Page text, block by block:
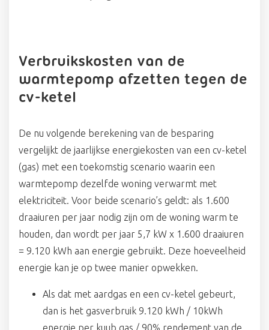
Verbruikskosten van de
warmtepomp afzetten tegen de
cv-ketel
De nu volgende berekening van de besparing
vergelijkt de jaarlijkse energiekosten van een cv-ketel
(gas) met een toekomstig scenario waarin een
warmtepomp dezelfde woning verwarmt met
elektriciteit. Voor beide scenario’s geldt: als 1.600
draaiuren per jaar nodig zijn om de woning warm te
houden, dan wordt per jaar 5,7 kW x 1.600 draaiuren
= 9.120 kWh aan energie gebruikt. Deze hoeveelheid
energie kan je op twee manier opwekken.
Als dat met aardgas en een cv-ketel gebeurt,
dan is het gasverbruik 9.120 kWh / 10kWh
energie per kuub gas / 90% rendement van de